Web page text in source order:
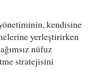
kendisine
yerleştirirken
nüfuz
stratejisini